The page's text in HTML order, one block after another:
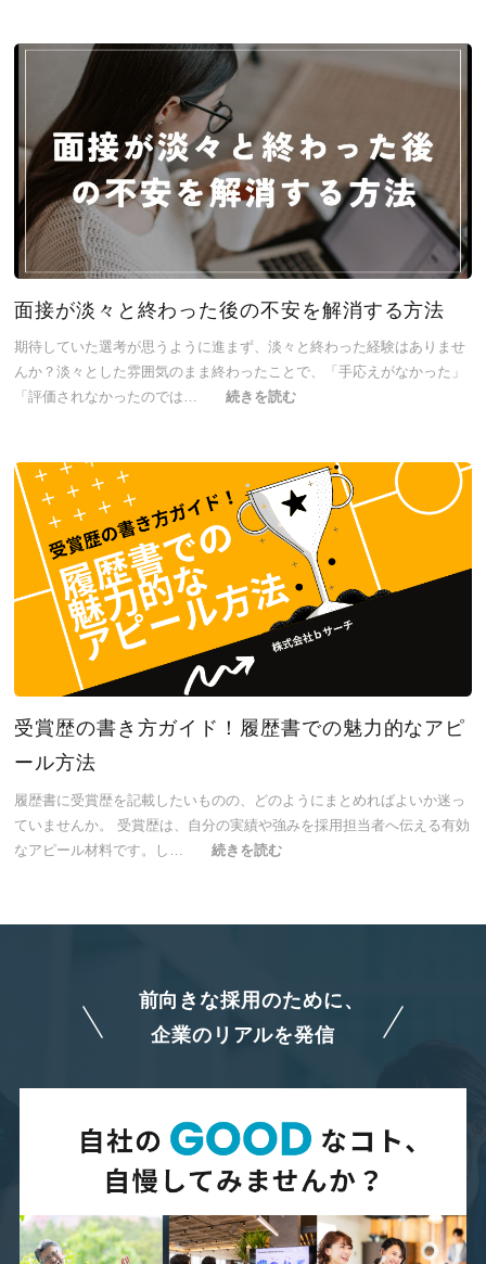
面接が淡々と終わった後の不安を解消する方法
期待していた選考が思うように進まず、淡々と終わった経験はありませ
んか？淡々とした雰囲気のまま終わったことで、「手応えがなかった」
「評価されなかったのでは… 続きを読む
受賞歴の書き方ガイド！履歴書での魅力的なアピ
ール方法
履歴書に受賞歴を記載したいものの、どのようにまとめればよいか迷っ
ていませんか。 受賞歴は、自分の実績や強みを採用担当者へ伝える有効
なアピール材料です。し… 続きを読む
前向きな採用のために、
企業のリアルを発信